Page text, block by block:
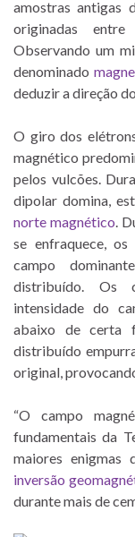
amostras antigas
originadas
Observando um
denominado
deduzir a direção
O giro dos
magnético
pelos vulcões.
dipolar domina,
norte magnético .
se enfraquece,
campo
distribuído. Os
intensidade do
abaixo de certa
distribuído
original,
“O campo
fundamentais da
maiores enigmas
inversão
durante mais de